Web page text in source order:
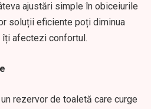
ajustări simple în obiceiurile
soluții eficiente poți diminua
afectezi confortul.
rezervor de toaletă care curge